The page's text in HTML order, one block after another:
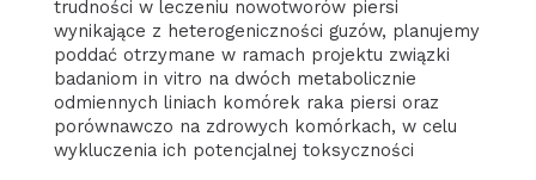
trudności w leczeniu nowotworów piersi
wynikające z heterogeniczności guzów, planujemy
poddać otrzymane w ramach projektu związki
badaniom in vitro na dwóch metabolicznie
odmiennych liniach komórek raka piersi oraz
porównawczo na zdrowych komórkach, w celu
wykluczenia ich potencjalnej toksyczności